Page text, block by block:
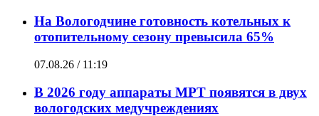
На Вологодчине готовность котельных к
отопительному сезону превысила 65%
07.08.26 / 11:19
В 2026 году аппараты МРТ появятся в двух
вологодских медучреждениях